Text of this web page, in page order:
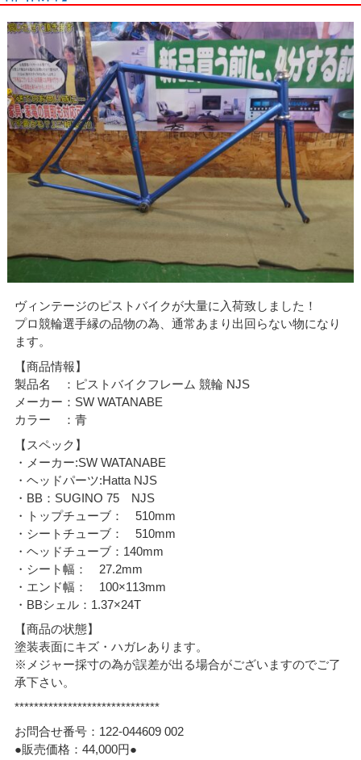
ヴィンテージのピストバイクが大量に入荷致しました！
プロ競輪選手縁の品物の為、通常あまり出回らない物になり
ます。
【商品情報】
製品名 ：ピストバイクフレーム 競輪 NJS
メーカー：SW WATANABE
カラー ：青
【スペック】
・メーカー:SW WATANABE
・ヘッドパーツ:Hatta NJS
・BB：SUGINO 75 NJS
・トップチューブ： 510mm
・シートチューブ： 510mm
・ヘッドチューブ：140mm
・シート幅： 27.2mm
・エンド幅： 100×113mm
・BBシェル：1.37×24T
【商品の状態】
塗装表面にキズ・ハガレあります。
※メジャー採寸の為が誤差が出る場合がございますのでご了
承下さい。
******************************
お問合せ番号：122-044609 002
●販売価格：44,000円●